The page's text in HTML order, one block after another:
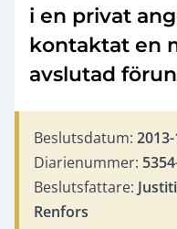
i en privat
kontaktat en
avslutad
Beslutsdatum:
Diarienummer:
Beslutsfattare:
Renfors